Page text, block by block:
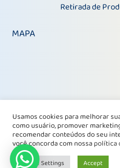
Retirada de
MAPA
Usamos cookies para melhorar
como usuário, promover
recomendar conteúdos do seu
você concorda com nossapolítica
Cookie Settings Accept